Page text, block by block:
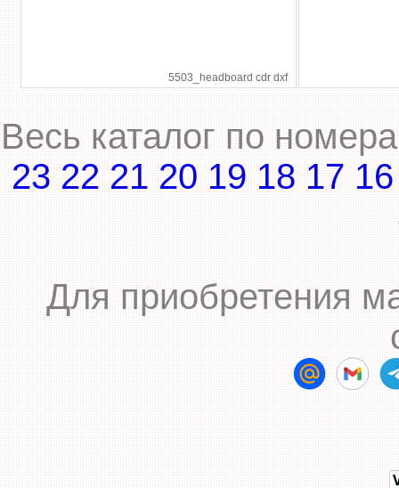
5503_headboard cdr dxf
Весь каталог по
23 22 21 20 19 18 17 16
Для приобретения